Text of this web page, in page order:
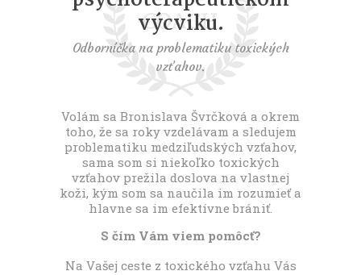
výcviku.
Odborníčka na problematiku toxických
vzťahov.
Volám sa Bronislava Švrčková a okrem
toho, že sa roky vzdelávam a sledujem
problematiku medziľudských vzťahov,
sama som si niekoľko toxických
vzťahov prežila doslova na vlastnej
koži, kým som sa naučila im rozumieť a
hlavne sa im efektívne brániť.
S čím Vám viem pomôcť?
Na Vašej ceste z toxického vzťahu Vás